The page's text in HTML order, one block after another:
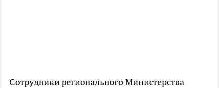
Сотрудники регионального Министерства